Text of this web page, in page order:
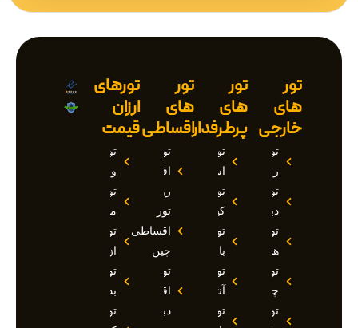
تور
های
خارجی
تور
روسیه
تور
دبی
تور
هند
تور
چین
تور
تور
های
پرطرفدار
تور
استانبول
تور
کیش
تور
بالی
تور
آنتالیا
تور
تور
های
اقساطی
تور
اقساطی
روسیه
تور
اقساطی
چین
تور
اقساطی
دبی
تورهای
ارزان
قیمت
تور
وان
تور
مارماریس
تور
ازمیر
تور
بدروم
تور